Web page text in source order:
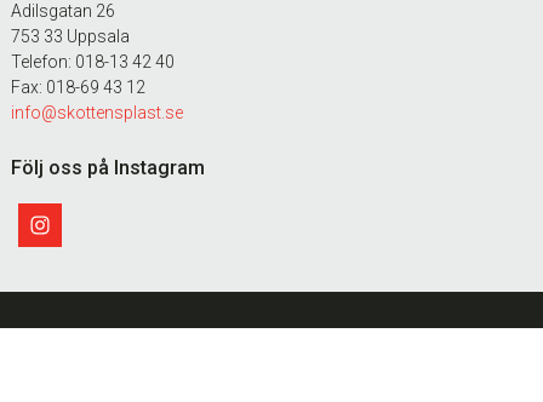
Adilsgatan 26
753 33 Uppsala
Telefon: 018-13 42 40
Fax: 018-69 43 12
info@skottensplast.se
Följ oss på Instagram